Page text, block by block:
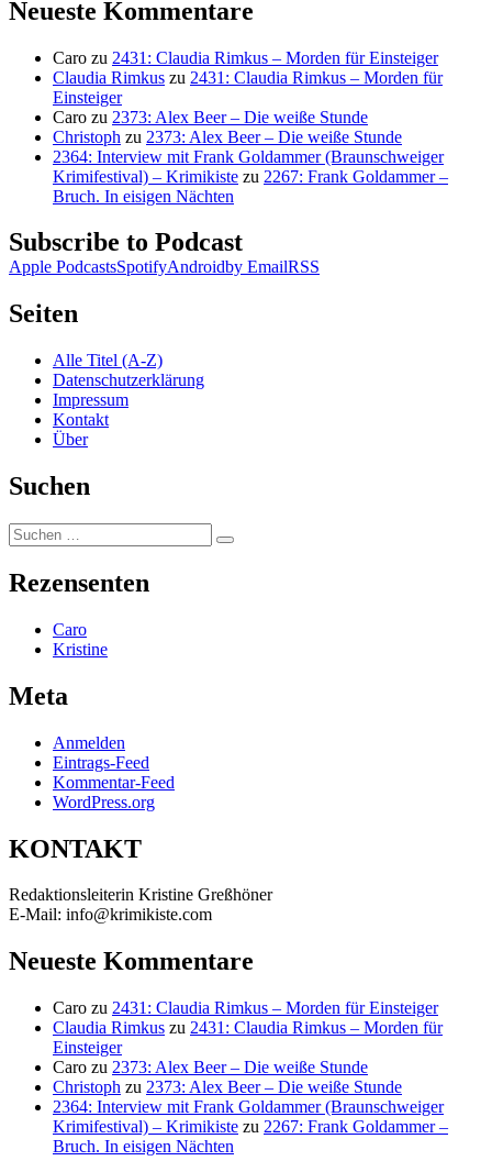
Neueste Kommentare
Caro zu 2431: Claudia Rimkus – Morden für Einsteiger
Claudia Rimkus zu 2431: Claudia Rimkus – Morden für
Einsteiger
Caro zu 2373: Alex Beer – Die weiße Stunde
Christoph zu 2373: Alex Beer – Die weiße Stunde
2364: Interview mit Frank Goldammer (Braunschweiger
Krimifestival) – Krimikiste zu 2267: Frank Goldammer –
Bruch. In eisigen Nächten
Subscribe to Podcast
Apple PodcastsSpotifyAndroidby EmailRSS
Seiten
Alle Titel (A-Z)
Datenschutzerklärung
Impressum
Kontakt
Über
Suchen
Suchen
nach:
Suchen
Rezensenten
Caro
Kristine
Meta
Anmelden
Eintrags-Feed
Kommentar-Feed
WordPress.org
KONTAKT
Redaktionsleiterin Kristine Greßhöner
E-Mail: info@krimikiste.com
Neueste Kommentare
Caro zu 2431: Claudia Rimkus – Morden für Einsteiger
Claudia Rimkus zu 2431: Claudia Rimkus – Morden für
Einsteiger
Caro zu 2373: Alex Beer – Die weiße Stunde
Christoph zu 2373: Alex Beer – Die weiße Stunde
2364: Interview mit Frank Goldammer (Braunschweiger
Krimifestival) – Krimikiste zu 2267: Frank Goldammer –
Bruch. In eisigen Nächten